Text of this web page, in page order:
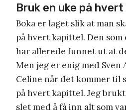
Bruk en uke på
Boka er laget slik at man
på hvert kapittel. Den
har allerede funnet ut at
Men jeg er enig med Sven
Celine når det kommer til
på hvert kapittel. Jeg
slet med å få inn alt som